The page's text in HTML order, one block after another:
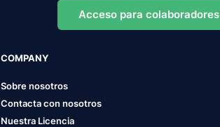
Acceso para colaboradores
COMPANY
Sobre nosotros
Contacta con nosotros
Nuestra Licencia